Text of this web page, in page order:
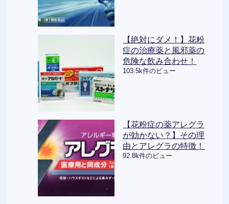
【絶対にダメ！】花粉
症の治療薬と風邪薬の
危険な飲み合わせ！
103.5k件のビュー
【花粉症の薬アレグラ
が効かない？】その理
由とアレグラの特徴！
92.8k件のビュー